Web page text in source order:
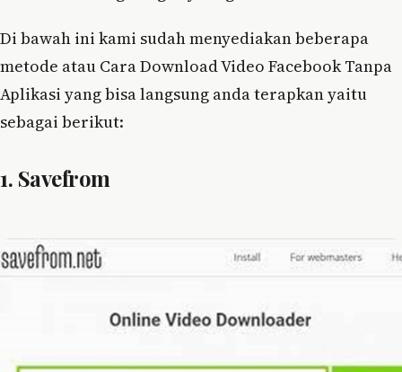
Di bawah ini kami sudah menyediakan beberapa
metode atau Cara Download Video Facebook Tanpa
Aplikasi yang bisa langsung anda terapkan yaitu
sebagai berikut:
1. Savefrom